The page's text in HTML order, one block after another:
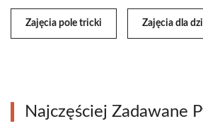
Zajęcia pole tricki Zajęcia dla
Najczęściej Zadawane